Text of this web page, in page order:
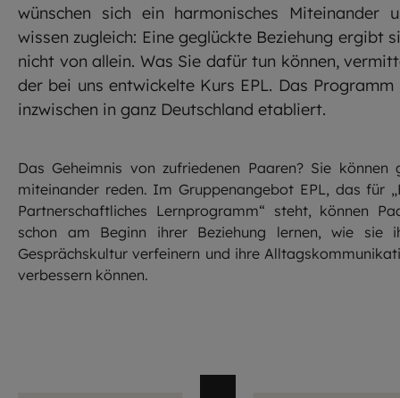
wünschen sich ein harmonisches Miteinander
wissen zugleich: Eine geglückte Beziehung ergibt
nicht von allein. Was Sie dafür tun können,
der bei uns entwickelte Kurs EPL. Das Programm
inzwischen in ganz Deutschland etabliert.
Das Geheimnis von zufriedenen Paaren? Sie können
miteinander reden. Im Gruppenangebot EPL, das für
Partnerschaftliches Lernprogramm“ steht, können
schon am Beginn ihrer Beziehung lernen, wie sie
Gesprächskultur verfeinern und ihre
verbessern können.